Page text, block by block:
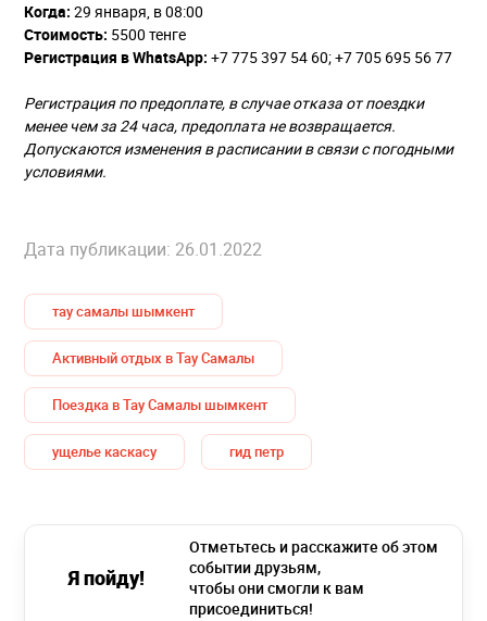
Когда: 29 января, в 08:00
Стоимость: 5500 тенге
Регистрация в WhatsApp: +7 775 397 54 60; +7 705 695 56 77
Регистрация по предоплате, в случае отказа от поездки
менее чем за 24 часа, предоплата не возвращается.
Допускаются изменения в расписании в связи с погодными
условиями.
Дата публикации: 26.01.2022
тау самалы шымкент
Активный отдых в Тау Самалы
Поездка в Тау Самалы шымкент
ущелье каскасу гид петр
Я пойду!
Отметьтесь и расскажите об этом
событии друзьям,
чтобы они смогли к вам
присоединиться!